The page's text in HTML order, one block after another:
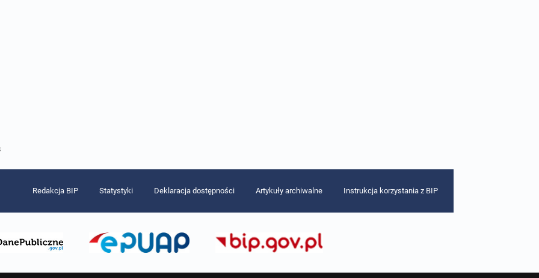
Redakcja BIP Statystyki Deklaracja dostępności Artykuły archiwalne Instrukcja korzystania z BIP